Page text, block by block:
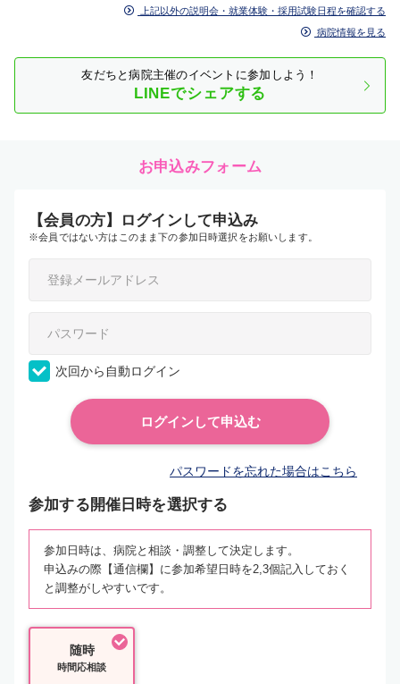
上記以外の説明会・就業体験・採用試験日程を確認する
病院情報を見る
友だちと病院主催のイベントに参加しよう！
LINEでシェアする
お申込みフォーム
【会員の方】ログインして申込み
※会員ではない方はこのまま下の参加日時選択をお願いします。
次回から自動ログイン
パスワードを忘れた場合はこちら
参加する開催日時を選択する
参加日時は、病院と相談・調整して決定します。
申込みの際【通信欄】に参加希望日時を2,3個記入しておく
と調整がしやすいです。
随時
時間応相談